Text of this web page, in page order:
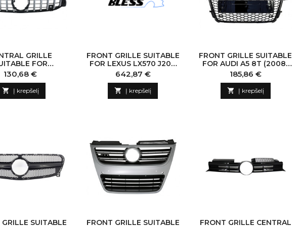
GRILLE
FOR
A-CLASS
V177
(04.2018-UP) GT-
Kaina
130,68 €
 Į krepšelį
FRONT GRILLE SUITABLE
FOR LEXUS LX570 J200
(2017-UP) TRD DESIGN
Kaina
642,87 €
 Į krepšelį
FRONT GRILLE SUITABLE
FOR AUDI A5 8T (2008-
2011) RS5 DESIGN
BADGELESS PIANO
BLACK
Kaina
185,86 €
 Į krepšelį
SUITABLE
FRONT GRILLE SUITABLE
FRONT GRILLE CENTRAL